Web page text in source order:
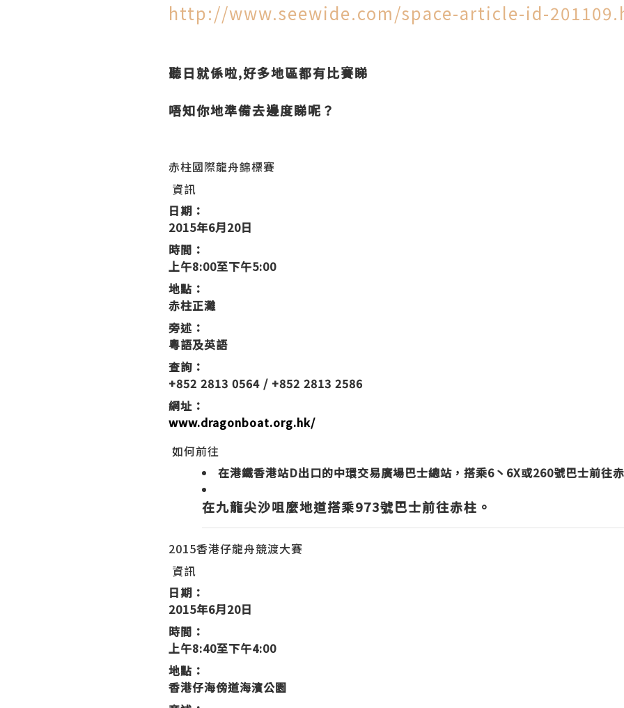
http://www.seewide.com/space-article-id-
聽日就係啦,好多地區都有比賽睇
唔知你地準備去邊度睇呢？
赤柱國際龍舟錦標賽
資訊
日期：
2015年6月20日
時間：
上午8:00至下午5:00
地點：
赤柱正灘
旁述：
粵語及英語
查詢：
+852 2813 0564 / +852 2813 2586
網址：
www.dragonboat.org.hk/
如何前往
在港鐵香港站D出口的中環交易廣場巴士總站，搭乘6丶6X或260號巴士前往
在九龍尖沙咀麼地道搭乘973號巴士前往赤柱。
2015香港仔龍舟競渡大賽
資訊
日期：
2015年6月20日
時間：
上午8:40至下午4:00
地點：
香港仔海傍道海濱公園